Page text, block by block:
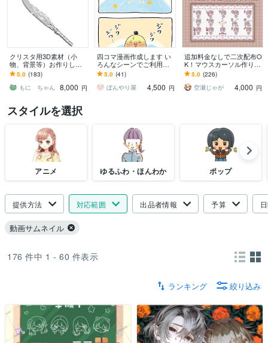
クリスタ用3D素材（小
物、背景等）お作りしま
す マンガ制作で何度も使
える個人向けの３D素材を
作成します！
5.0 (183)
もに ちゃん
8,000 円
四コマ漫画作成します い
ろんなシーンでご利用い
ただけます。
5.0 (41)
ぼんやり屋
4,500 円
追加料金なしで二次配布O
K！マウスカーソル作りま
す アニメーション追加で
さらに個性を出せるよう
になりました！
5.0 (226)
空瀬じゃが
4,000 円
スタイルを選択
アニメ ゆるふわ・ほんわか ポップ
提供方法 対応範囲 出品者情報 予算
動画サムネイル
176 件中 1 - 60 件表示
ランキング 絞り込み